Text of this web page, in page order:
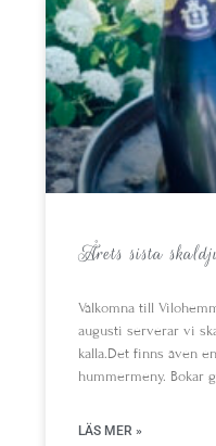
Årets sista
Välkomna till
augusti serverar vi
kalla.Det finns även
hummermeny. Bokar
LÄS MER »